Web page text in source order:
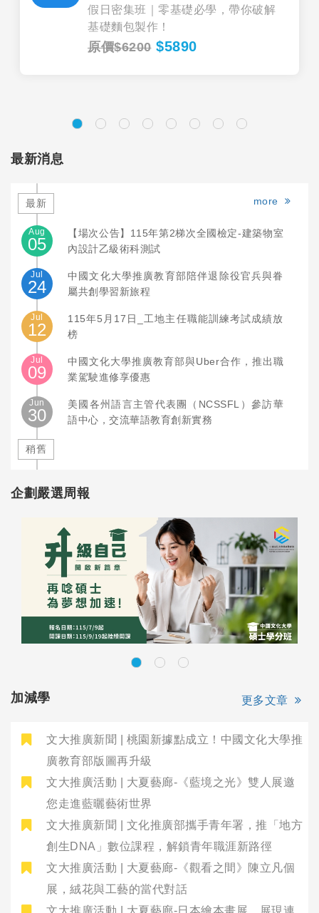
假日密集班｜零基礎必學，帶你破解
基礎麵包製作！
原價$6200$5890
最新消息
more
最新
Aug
05
【場次公告】115年第2梯次全國檢定-建築物室
內設計乙級術科測試
Jul
24
中國文化大學推廣教育部陪伴退除役官兵與眷
屬共創學習新旅程
Jul
12
115年5月17日_工地主任職能訓練考試成績放
榜
Jul
09
中國文化大學推廣教育部與Uber合作，推出職
業駕駛進修享優惠
Jun
30
美國各州語言主管代表團（NCSSFL）參訪華
語中心，交流華語教育創新實務
稍舊
企劃嚴選周報
加減學 更多文章
文大推廣新聞 | 桃園新據點成立！中國文化大學推
廣教育部版圖再升級
文大推廣活動 | 大夏藝廊-《藍境之光》雙人展邀
您走進藍曬藝術世界
文大推廣新聞 | 文化推廣部攜手青年署，推「地方
創生DNA」數位課程，解鎖青年職涯新路徑
文大推廣活動 | 大夏藝廊-《觀看之間》陳立凡個
展，絨花與工藝的當代對話
文大推廣活動 | 大夏藝廊-日本繪本畫展，展現連